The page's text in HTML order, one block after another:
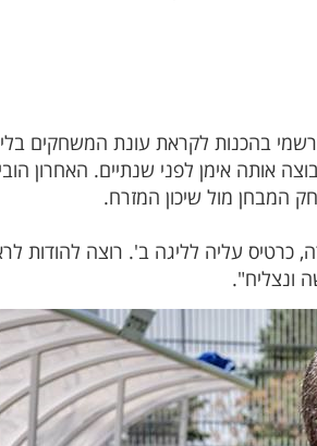
בהכנות לקראת עונת המשחקים
אותה אימן לפני שנתיים. האחרון
המבחן מול שיכון המזרח.
עליה לליגה ב'. רוצה להודות
ונצליח".